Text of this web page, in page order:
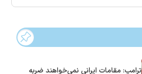
ترامپ: مقامات ایرانی نمی‌خواهند ضربه